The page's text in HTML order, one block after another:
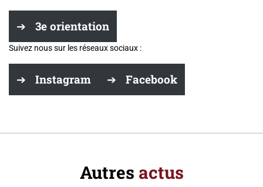
3e orientation
Suivez nous sur les réseaux sociaux :
Instagram Facebook
Autres actus